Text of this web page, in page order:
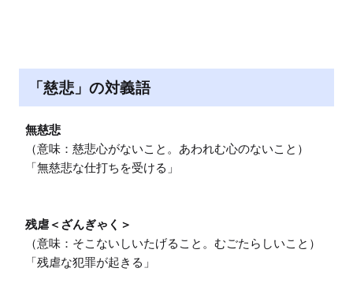
「慈悲」の対義語
無慈悲
（意味：慈悲心がないこと。あわれむ心のないこと）
「無慈悲な仕打ちを受ける」
残虐＜ざんぎゃく＞
（意味：そこないしいたげること。むごたらしいこと）
「残虐な犯罪が起きる」